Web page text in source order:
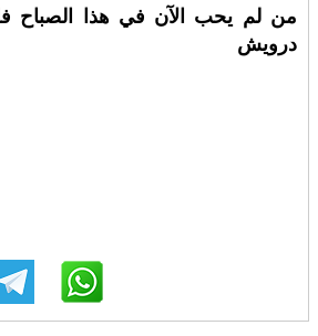
من لم يحب الآن في هذا
درويش